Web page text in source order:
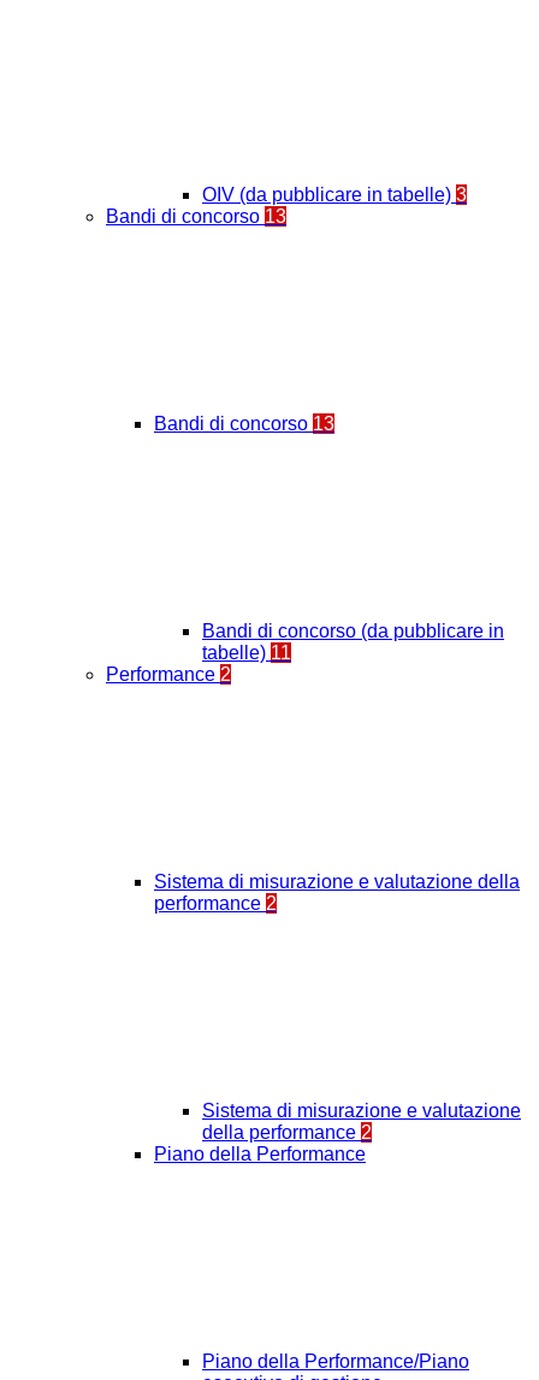
OIV (da pubblicare in tabelle) 3
Bandi di concorso 13
Bandi di concorso 13
Bandi di concorso (da pubblicare in
tabelle) 11
Performance 2
Sistema di misurazione e valutazione della
performance 2
Sistema di misurazione e valutazione
della performance 2
Piano della Performance
Piano della Performance/Piano